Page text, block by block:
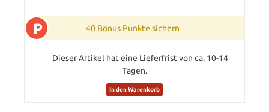
P 40 Bonus Punkte sichern
Dieser Artikel hat eine Lieferfrist von ca. 10-14
Tagen.
In den Warenkorb